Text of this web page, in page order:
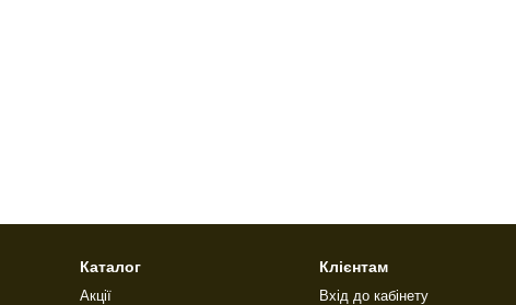
Каталог
Акції
Клієнтам
Вхід до кабінету